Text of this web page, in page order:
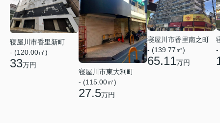
寝屋川市香里新町
- (120.00㎡)
33万円
寝屋川市東大利町
- (115.00㎡)
27.5万円
寝屋川市香里南之町
- (139.77㎡)
65.11万円
-